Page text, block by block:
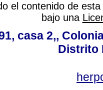
el contenido de
bajo una
casa 2,,
Distrito